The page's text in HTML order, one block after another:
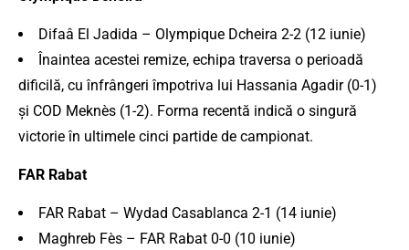
Difaâ El Jadida – Olympique Dcheira 2-2 (12 iunie)
Înaintea acestei remize, echipa traversa o perioadă
dificilă, cu înfrângeri împotriva lui Hassania Agadir (0-1)
și COD Meknès (1-2). Forma recentă indică o singură
victorie în ultimele cinci partide de campionat.
FAR Rabat
FAR Rabat – Wydad Casablanca 2-1 (14 iunie)
Maghreb Fès – FAR Rabat 0-0 (10 iunie)